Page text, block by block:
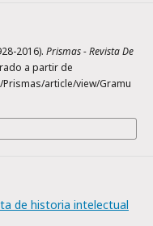
2016). Prismas - Revista De
a partir de
article/view/Gramu
de historia intelectual